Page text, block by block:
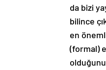
da bizi
bilince
en
(formal)